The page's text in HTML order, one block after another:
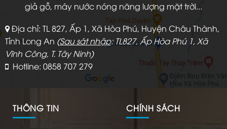
giả gỗ, máy nước nóng năng lượng mặt trời...
Địa chỉ: TL 827, Ấp 1, Xã Hòa Phú, Huyện Châu Thành,
Tỉnh Long An (Sau sát nhập: TL827, Ấp Hòa Phú 1, Xã
Vĩnh Công, T. Tây Ninh)
Hotline: 0858 707 279
THÔNG TIN CHÍNH SÁCH